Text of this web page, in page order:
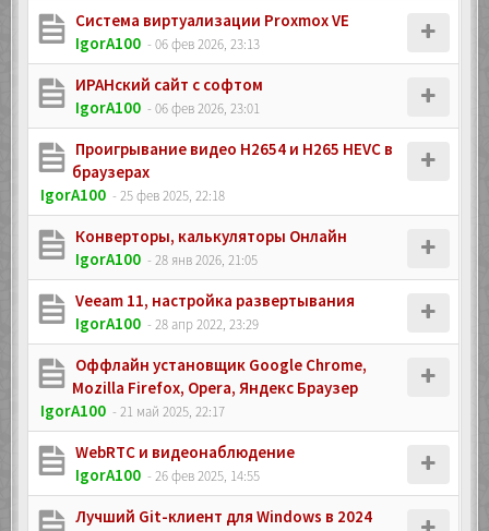
Система виртуализации Proxmox VE
IgorA100 - 06 фев 2026, 23:13
ИРАНский сайт с софтом
IgorA100 - 06 фев 2026, 23:01
Проигрывание видео H2654 и H265 HEVC в
браузерах
IgorA100 - 25 фев 2025, 22:18
Конверторы, калькуляторы Онлайн
IgorA100 - 28 янв 2026, 21:05
Veeam 11, настройка развертывания
IgorA100 - 28 апр 2022, 23:29
Oффлайн установщик Google Chrome,
Mozilla Firefox, Opera, Яндекс Браузер
IgorA100 - 21 май 2025, 22:17
WebRTC и видеонаблюдение
IgorA100 - 26 фев 2025, 14:55
Лучший Git-клиент для Windows в 2024